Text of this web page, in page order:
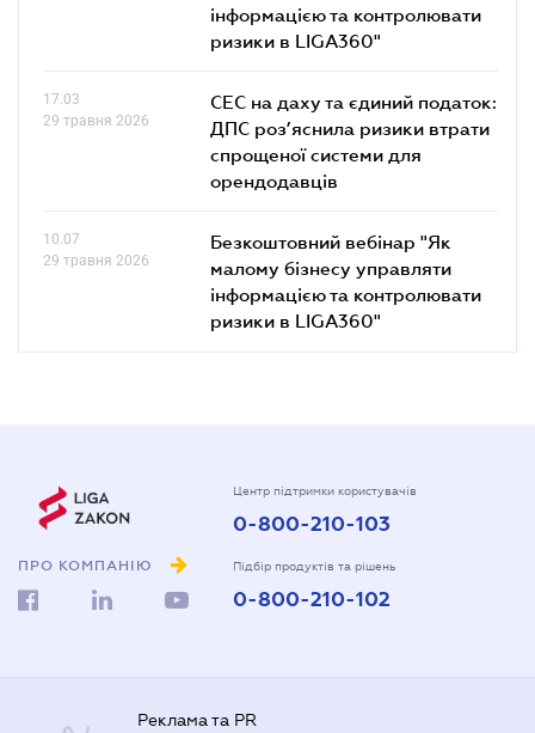
інформацією та контролювати
ризики в LIGA360"
17.03
29 травня 2026
СЕС на даху та єдиний податок:
ДПС роз’яснила ризики втрати
спрощеної системи для
орендодавців
10.07
29 травня 2026
Безкоштовний вебінар "Як
малому бізнесу управляти
інформацією та контролювати
ризики в LIGA360"
ПРО КОМПАНІЮ
Центр підтримки користувачів
0-800-210-103
Підбір продуктів та рішень
0-800-210-102
Реклама та PR